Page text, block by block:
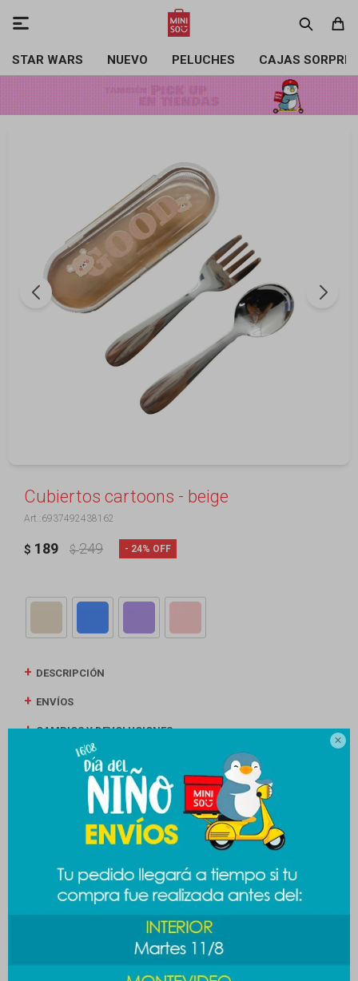

STAR WARS NUEVO PELUCHES CAJAS

Cubiertos cartoons - beige
6937492438162
$ 189 $ 249 24
DESCRIPCIÓN
ENVÍOS
CAMBIOS Y DEVOLUCIONES
MEDIOS DE PAGO
Productos que te pueden interesar